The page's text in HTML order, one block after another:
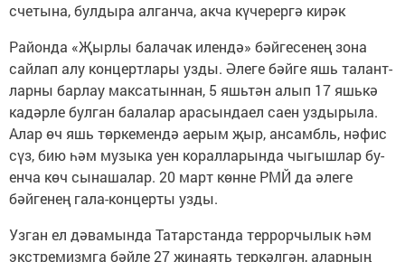
счетына, булдыра алганча, акча күчерергә кирәк
Ра­йон­да «Җыр­лы ба­ла­чак илен­дә» бәй­ге­се­нең зо­на
сай­лап алу кон­церт­ла­ры узды. Әле­ге бәй­ге яшь та­лант­
лар­ны бар­лау мак­са­тын­нан, 5 яшь­тән алып 17 яшь­кә
ка­дәр­ле бул­ган ба­ла­лар ара­сын­даел саен уз­ды­ры­ла.
Алар өч яшь төр­ке­мен­дә ае­рым җыр, ан­самбль, нә­фис
сүз, бию һәм му­зы­ка уен ко­рал­ла­рын­да чы­гыш­лар бу­
ен­ча көч сы­на­ша­лар. 20 март көнне РМЙ да әлеге
бәйгенең гала-концерты узды.
Узган ел дәвамында Татарстанда террорчылык һәм
экстремизмга бәйле 27 җинаять теркәлгән, аларның